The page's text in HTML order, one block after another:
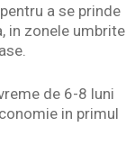
a se prinde
in zonele umbrite
de 6-8 luni
in primul